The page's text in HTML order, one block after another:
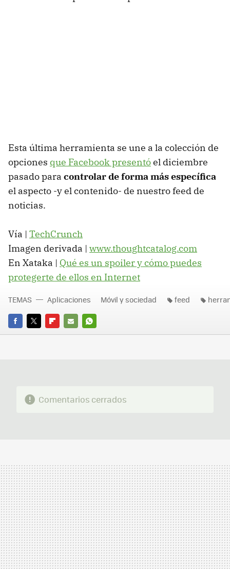
Esta última herramienta se une a la colección de
opciones que Facebook presentóel diciembre
pasado para controlar de forma más específica
el aspecto -y el contenido- de nuestro feed de
noticias.
Vía | TechCrunch
Imagen derivada | www.thoughtcatalog.com
En Xataka | Qué es un spoiler y cómo puedes
protegerte de ellos en Internet
FACEBOOK
TWITTERFLIPBOARD
E-
WHATSAPP
TEMAS Aplicaciones Móvil y sociedad feed
Comentarios cerrados